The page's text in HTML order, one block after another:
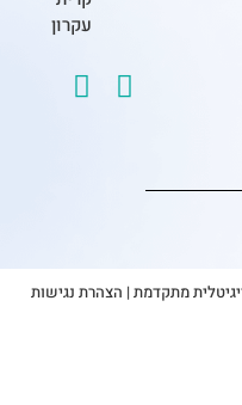
|הצהרת נגישות